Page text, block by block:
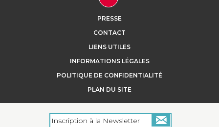
PRESSE
CONTACT
LIENS UTILES
INFORMATIONS LÉGALES
POLITIQUE DE CONFIDENTIALITÉ
PLAN DU SITE